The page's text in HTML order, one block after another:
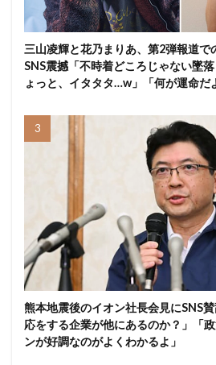
三山凌輝と花乃まりあ、第2弾報道で
SNS震撼「不時着どころじゃない墜
ょっと、イタタタ…w」「何が運命だ
熊本地震後のイオン社長会見にSNS
応をする企業が他にあるのか？」「
ンが好調なのがよくわかるよ」